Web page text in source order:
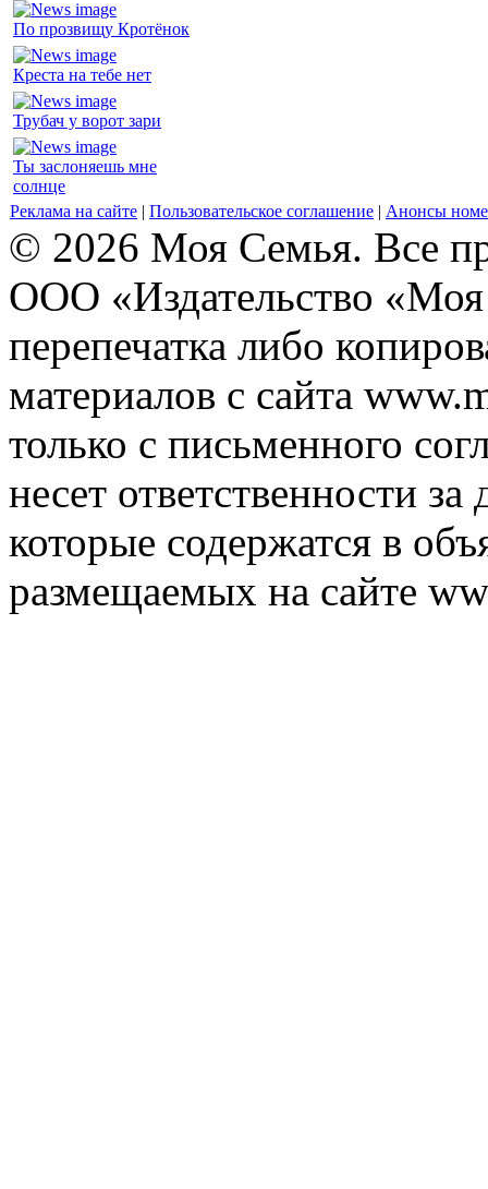
По прозвищу Кротёнок
Креста на тебе нет
Трубач у ворот зари
Ты заслоняешь мне
солнце
Реклама на сайте | Пользовательское соглашение | Анонсы
© 2026 Моя Семья. Все
ООО «Издательство
перепечатка либо
материалов с сайта
только с письменного
несет ответственности
которые содержатся в
размещаемых на сайте